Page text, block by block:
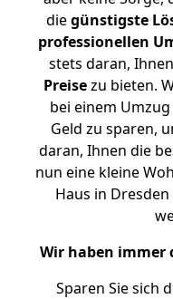
diegünstigste
professionellen
stets daran, Ihnen
Preisezu bieten.
bei einem
Geld zu sparen,
daran, Ihnen die
nun eine kleine
Haus in
Wir haben immer
Sparen Sie sich